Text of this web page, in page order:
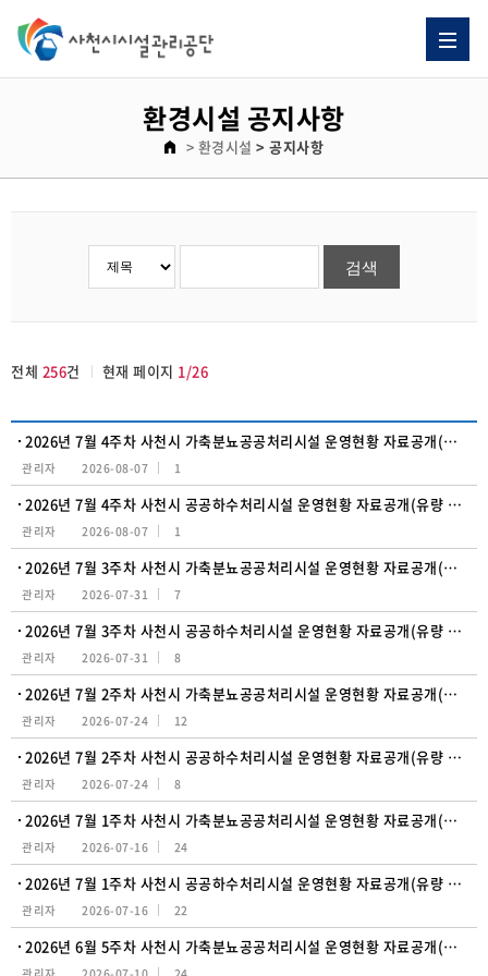
환경시설 공지사항
> 환경시설 > 공지사항
전체 256건 현재 페이지 1/26
2026년 7월 4주차 사천시 가축분뇨공공처리시설 운영현황 자료공개(유량 및 수질)
관리자 2026-08-07 1
2026년 7월 4주차 사천시 공공하수처리시설 운영현황 자료공개(유량 및 수질)
관리자 2026-08-07 1
2026년 7월 3주차 사천시 가축분뇨공공처리시설 운영현황 자료공개(유량 및 수질)
관리자 2026-07-31 7
2026년 7월 3주차 사천시 공공하수처리시설 운영현황 자료공개(유량 및 수질)
관리자 2026-07-31 8
2026년 7월 2주차 사천시 가축분뇨공공처리시설 운영현황 자료공개(유량 및 수질)
관리자 2026-07-24 12
2026년 7월 2주차 사천시 공공하수처리시설 운영현황 자료공개(유량 및 수질)
관리자 2026-07-24 8
2026년 7월 1주차 사천시 가축분뇨공공처리시설 운영현황 자료공개(유량 및 수질)
관리자 2026-07-16 24
2026년 7월 1주차 사천시 공공하수처리시설 운영현황 자료공개(유량 및 수질)
관리자 2026-07-16 22
2026년 6월 5주차 사천시 가축분뇨공공처리시설 운영현황 자료공개(유량 및 수질)